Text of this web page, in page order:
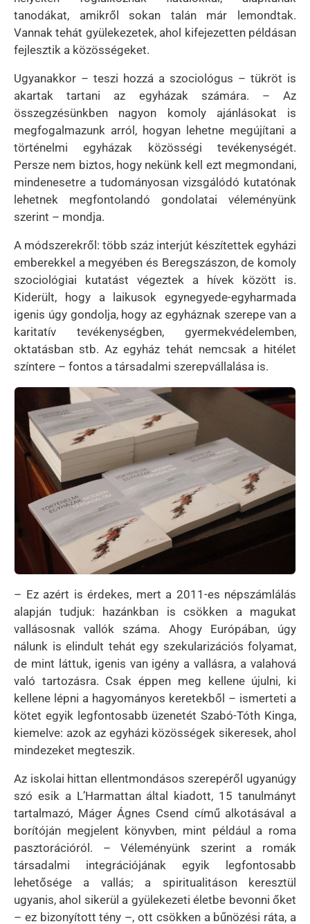
tanodákat, amikről sokan talán már lemondtak.
Vannak tehát gyülekezetek, ahol kifejezetten példásan
fejlesztik a közösségeket.
Ugyanakkor – teszi hozzá a szociológus – tükröt is
akartak tartani az egyházak számára. – Az
összegzésünkben nagyon komoly ajánlásokat is
megfogalmazunk arról, hogyan lehetne megújítani a
történelmi egyházak közösségi tevékenységét.
Persze nem biztos, hogy nekünk kell ezt megmondani,
mindenesetre a tudományosan vizsgálódó kutatónak
lehetnek megfontolandó gondolatai véleményünk
szerint – mondja.
A módszerekről: több száz interjút készítettek egyházi
emberekkel a megyében és Beregszászon, de komoly
szociológiai kutatást végeztek a hívek között is.
Kiderült, hogy a laikusok egynegyede-egyharmada
igenis úgy gondolja, hogy az egyháznak szerepe van a
karitatív tevékenységben, gyermekvédelemben,
oktatásban stb. Az egyház tehát nemcsak a hitélet
színtere – fontos a társadalmi szerepvállalása is.
Kép
– Ez azért is érdekes, mert a 2011-es népszámlálás
alapján tudjuk: hazánkban is csökken a magukat
vallásosnak vallók száma. Ahogy Európában, úgy
nálunk is elindult tehát egy szekularizációs folyamat,
de mint láttuk, igenis van igény a vallásra, a valahová
való tartozásra. Csak éppen meg kellene újulni, ki
kellene lépni a hagyományos keretekből – ismerteti a
kötet egyik legfontosabb üzenetét Szabó-Tóth Kinga,
kiemelve: azok az egyházi közösségek sikeresek, ahol
mindezeket megteszik.
Az iskolai hittan ellentmondásos szerepéről ugyanúgy
szó esik a L’Harmattan által kiadott, 15 tanulmányt
tartalmazó, Máger Ágnes Csend című alkotásával a
borítóján megjelent könyvben, mint például a roma
pasztorációról. – Véleményünk szerint a romák
társadalmi integrációjának egyik legfontosabb
lehetősége a vallás; a spiritualitáson keresztül
ugyanis, ahol sikerül a gyülekezeti életbe bevonni őket
– ez bizonyított tény –, ott csökken a bűnözési ráta, a